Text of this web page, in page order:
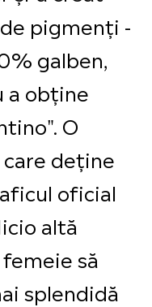
pigmenți -
galben,
a obține
O
deține
oficial
altă
să
splendidă